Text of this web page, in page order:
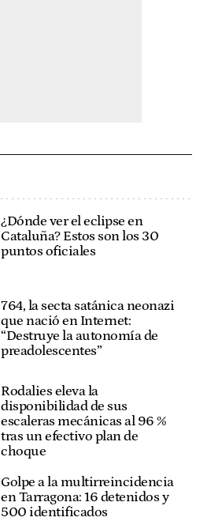
¿Dónde ver el eclipse en
Cataluña? Estos son los 30
puntos oficiales
764, la secta satánica neonazi
que nació en Internet:
“Destruye la autonomía de
preadolescentes”
Rodalies eleva la
disponibilidad de sus
escaleras mecánicas al 96 %
tras un efectivo plan de
choque
Golpe a la multirreincidencia
en Tarragona: 16 detenidos y
500 identificados